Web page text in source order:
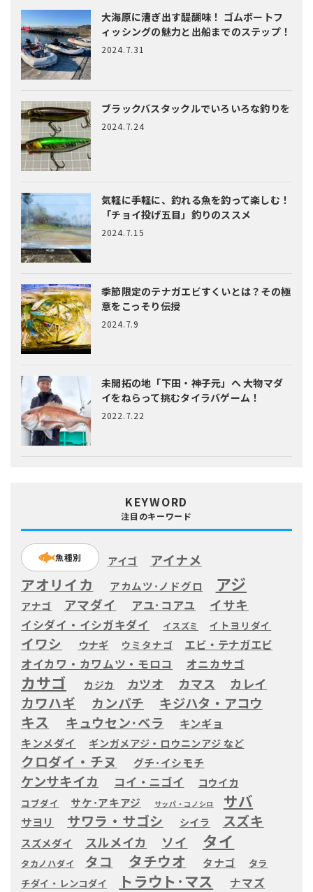
大海原に漕ぎ出す醍醐味！ ゴムボートフ
ィッシングの魅力と出船までのステップ！
2024.7.31
ブラックバスタックルでいろいろな釣りを
2024.7.24
気軽に手軽に、釣れる魚を釣って楽しむ！
「チョイ投げ五目」釣りのススメ
2024.7.15
季節限定のテナガエビすくいとは？ その極
意をこっそり伝授
2024.7.9
未開拓の地「下田・神子元」へ大物マダ
イをねらって挑むタイラバゲーム！
2022.7.22
KEYWORD
注目のキーワード
魚種別 アイゴ アイナメ
アオリイカ アカムツ･ノドグロ アジ
アナゴ アマダイ アユ･コアユ イサキ
イシダイ・イシガキダイ イスズミ イトヨリダイ
イワシ ウナギ ウミタナゴ エビ・テナガエビ
オイカワ・カワムツ・モロコ オニカサゴ
カサゴ カジカ カツオ カマス カレイ
カワハギ カンパチ キジハタ・アコウ
キス キュウセン･ベラ キンギョ
キンメダイ ギンガメアジ・ロウニンアジ など
クロダイ・チヌ グチ･イシモチ
ケンサキイカ コイ・ニゴイ コウイカ
コブダイ サケ･アキアジ サッパ・コノシロ サバ
サヨリ サワラ・サゴシ シイラ スズキ
スズメダイ スルメイカ ソイ タイ
タカノハダイ タコ タチウオ タナゴ
タラ
チダイ・レンコダイ
トラウト･マス ナマズ